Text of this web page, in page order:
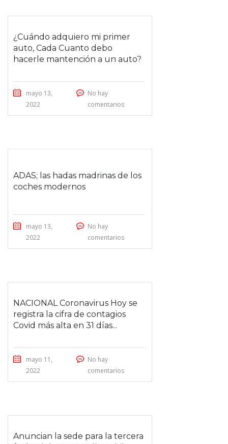
¿Cuándo adquiero mi primer
auto, Cada Cuanto debo
hacerle mantención a un auto?
mayo 13,
2022
No hay
comentarios
ADAS; las hadas madrinas de los
coches modernos
mayo 13,
2022
No hay
comentarios
NACIONAL Coronavirus Hoy se
registra la cifra de contagios
Covid más alta en 31 días...
mayo 11,
2022
No hay
comentarios
Anuncian la sede para la tercera